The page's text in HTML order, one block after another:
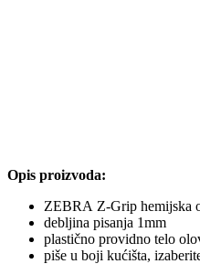
Opis proizvoda:
ZEBRA Z-Grip hemijska
debljina pisanja 1mm
plastično providno telo
piše u boji kućišta,